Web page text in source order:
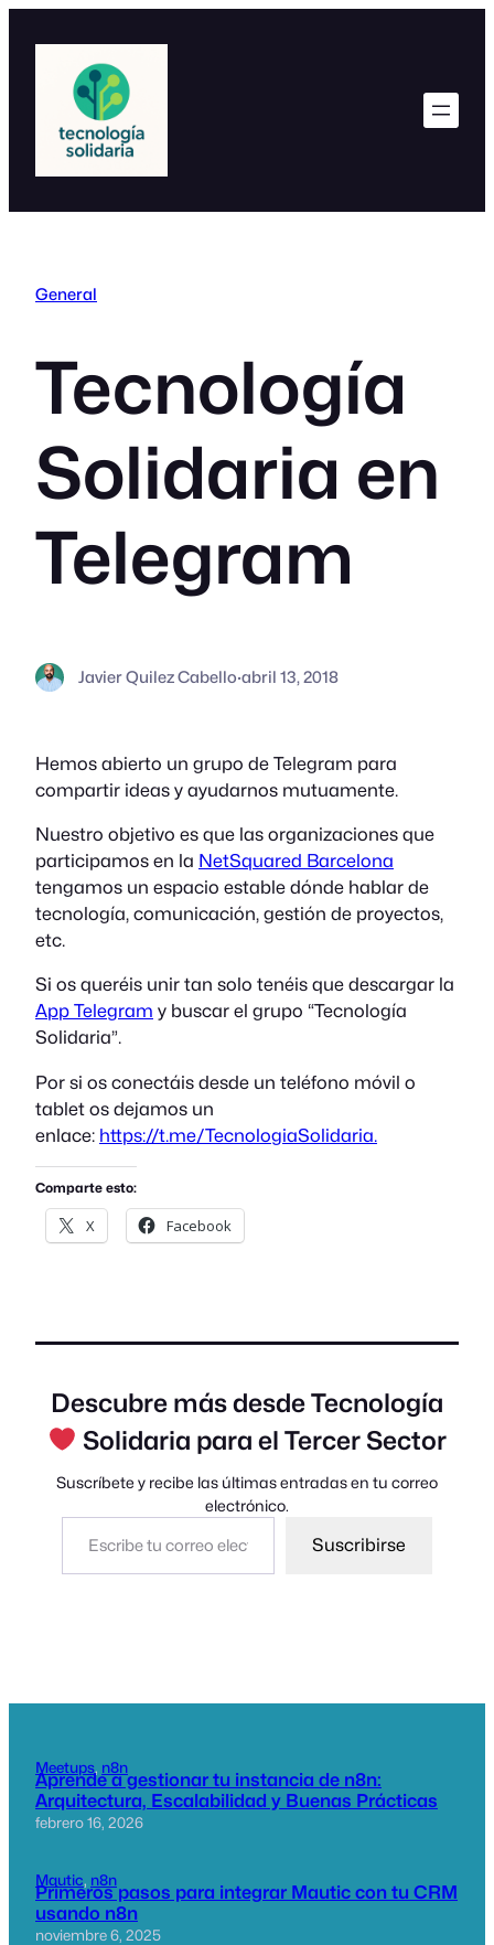
contenido
General
Tecnología
Solidaria en
Telegram
Javier Quilez Cabello·abril 13, 2018
Hemos abierto un grupo de Telegram para
compartir ideas y ayudarnos mutuamente.
Nuestro objetivo es que las organizaciones que
participamos en la NetSquared Barcelona
tengamos un espacio estable dónde hablar de
tecnología, comunicación, gestión de proyectos,
etc.
Si os queréis unir tan solo tenéis que descargar la
App Telegram y buscar el grupo “Tecnología
Solidaria”.
Por si os conectáis desde un teléfono móvil o
tablet os dejamos un
enlace: https://t.me/TecnologiaSolidaria.
Comparte esto:
X Facebook
Descubre más desde Tecnología
Solidaria para el Tercer Sector
Suscríbete y recibe las últimas entradas en tu correo
electrónico.
Escribe tu correo electrónico…
Suscribirse
Meetups, n8n
Aprende a gestionar tu instancia de n8n:
Arquitectura, Escalabilidad y Buenas Prácticas
febrero 16, 2026
Mautic, n8n
Primeros pasos para integrar Mautic con tu CRM
usando n8n
noviembre 6, 2025